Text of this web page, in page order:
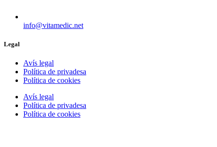
info@vitamedic.net
Legal
Avís legal
Política de privadesa
Política de cookies
Avís legal
Política de privadesa
Política de cookies